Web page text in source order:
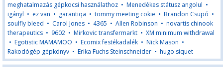
meghatalmazás gépkocsi használathoz • Menedékes státusz angolul •
igányl • ez van • garantiqa • tommy meeting cokie • Brandon Csupó •
soulfly bleed • Carol Jones • 4365 • Allen Robinson • novartis chinook
therapeutics • 9602 • Mirkovic transfermarkt • XM minimum withdrawal
• Egotistic MAMAMOO • Ecomix festékadalék • Nick Mason •
Rakodógép gépkönyv • Erika Fuchs Steinschneider • hugo siquet